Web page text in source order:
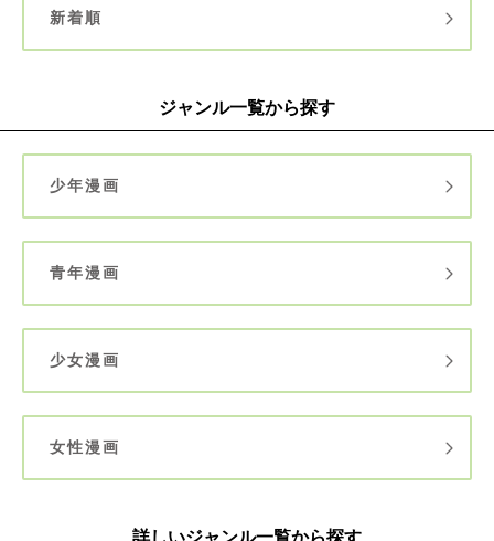
新着順
ジャンル一覧から探す
少年漫画
青年漫画
少女漫画
女性漫画
詳しいジャンル一覧から探す